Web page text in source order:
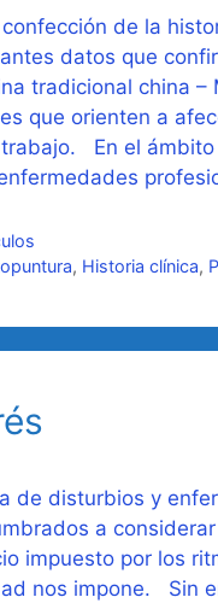
confección de la
datos que
tradicional china –
que orienten a
En el
, Historia clínica,
de disturbios y
a
impuesto por los
nos impone. Sin